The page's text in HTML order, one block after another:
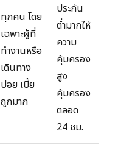
ทุกคน โดย
เฉพาะผู้ที่
ทำงานหรือ
เดินทาง
บ่อย เบี้ย
ถูกมาก
ประกัน
ต่ำมากให้
ความ
คุ้มครอง
สูง
คุ้มครอง
ตลอด
24 ชม.